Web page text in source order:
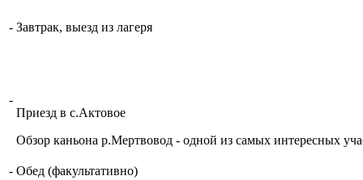
- Завтрак, выезд из лагеря
-
Приезд в с.Актовое
Обзор каньона р.Мертвовод - одной из самых интересных
- Обед (факультативно)